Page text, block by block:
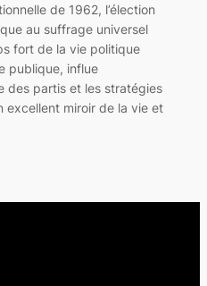
de 1962, l’élection
au suffrage universel
fort de la vie politique
publique, influe
des partis et les stratégies
excellent miroir de la vie et